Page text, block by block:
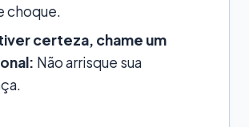
choque.
certeza, chame um
Não arrisque sua